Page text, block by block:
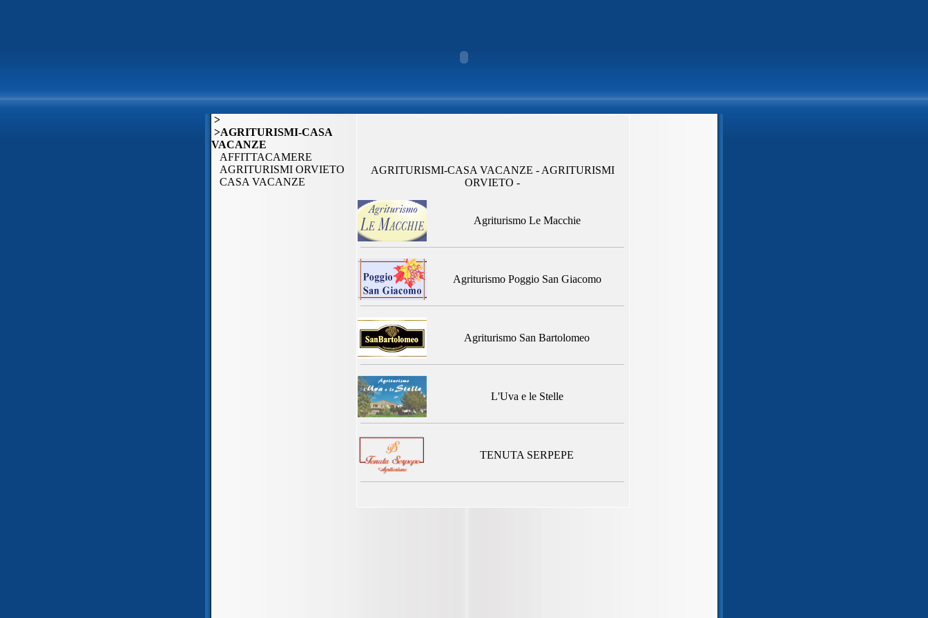
>
>AGRITURISMI-CASA
VACANZE
AFFITTACAMERE
AGRITURISMI ORVIETO
CASA VACANZE
AGRITURISMI-CASA VACANZE - AGRITURISMI
ORVIETO -
Agriturismo Le Macchie
Agriturismo Poggio San Giacomo
Agriturismo San Bartolomeo
L'Uva e le Stelle
TENUTA SERPEPE